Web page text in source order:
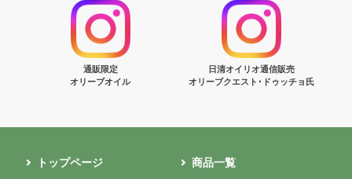
通販限定
オリーブオイル
日清オイリオ通信販売
オリーブクエスト･ドゥッチョ氏
トップページ 商品一覧